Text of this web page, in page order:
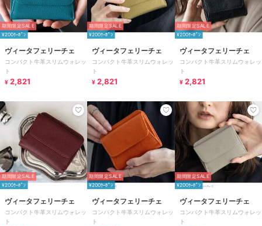
期間限定SALE
¥200ｸｰﾎﾟﾝ
ヴィータフェリーチェ
コンパクト牛革スリムウォレッ
ト
¥ 2,821
期間限定SALE
¥200ｸｰﾎﾟﾝ
ヴィータフェリーチェ
コンパクト牛革スリムウォレッ
ト
¥ 2,821
期間限定SALE
¥200ｸｰﾎﾟﾝ
ヴィータフェリーチェ
コンパクト牛革スリムウォレッ
ト
¥ 2,821
期間限定SALE
¥200ｸｰﾎﾟﾝ
ヴィータフェリーチェ
コンパクト牛革スリムウォレッ
ト
期間限定SALE
¥200ｸｰﾎﾟﾝ
ヴィータフェリーチェ
コンパクト牛革スリムウォレッ
ト
期間限定SALE
¥200ｸｰﾎﾟﾝ
ヴィータフェリーチェ
コンパクト牛革スリムウォレッ
ト